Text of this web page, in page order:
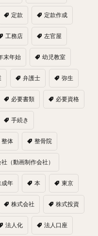
定款 定款作成
工務店 左官屋
末年始 幼児教室
弁護士 弥生
必要書類 必要資格
手続き
整体 整骨院
（動画制作会社）
成年 本 東京
株式会社 株式投資
法人化 法人口座